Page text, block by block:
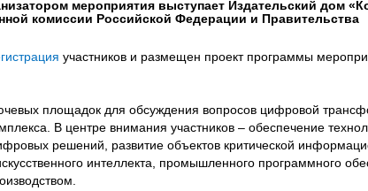
мероприятия выступает Издательский дом
комиссии Российской Федерации и Правительства
участников и размещен проект программы
площадок для обсуждения вопросов цифровой
В центре внимания участников – обеспечение
решений, развитие объектов критической
интеллекта, промышленного программного